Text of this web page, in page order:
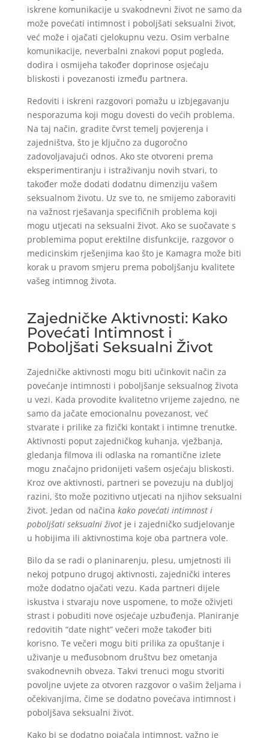
iskrene komunikacije u svakodnevni život ne samo da
može povećati intimnost i poboljšati seksualni život,
već može i ojačati cjelokupnu vezu. Osim verbalne
komunikacije, neverbalni znakovi poput pogleda,
dodira i osmijeha također doprinose osjećaju
bliskosti i povezanosti između partnera.
Redoviti i iskreni razgovori pomažu u izbjegavanju
nesporazuma koji mogu dovesti do većih problema.
Na taj način, gradite čvrst temelj povjerenja i
zajedništva, što je ključno za dugoročno
zadovoljavajući odnos. Ako ste otvoreni prema
eksperimentiranju i istraživanju novih stvari, to
također može dodati dodatnu dimenziju vašem
seksualnom životu. Uz sve to, ne smijemo zaboraviti
na važnost rješavanja specifičnih problema koji
mogu utjecati na seksualni život. Ako se suočavate s
problemima poput erektilne disfunkcije, razgovor o
medicinskim rješenjima kao što je Kamagra može biti
korak u pravom smjeru prema poboljšanju kvalitete
vašeg intimnog života.
Zajedničke Aktivnosti: Kako
Povećati Intimnost i
Poboljšati Seksualni Život
Zajedničke aktivnosti mogu biti učinkovit način za
povećanje intimnosti i poboljšanje seksualnog života
u vezi. Kada provodite kvalitetno vrijeme zajedno, ne
samo da jačate emocionalnu povezanost, već
stvarate i prilike za fizički kontakt i intimne trenutke.
Aktivnosti poput zajedničkog kuhanja, vježbanja,
gledanja filmova ili odlaska na romantične izlete
mogu značajno pridonijeti vašem osjećaju bliskosti.
Kroz ove aktivnosti, partneri se povezuju na dubljoj
razini, što može pozitivno utjecati na njihov seksualni
život. Jedan od načina kako povećati intimnost i
poboljšati seksualni životje i zajedničko sudjelovanje
u hobijima ili aktivnostima koje oba partnera vole.
Bilo da se radi o planinarenju, plesu, umjetnosti ili
nekoj potpuno drugoj aktivnosti, zajednički interes
može dodatno ojačati vezu. Kada partneri dijele
iskustva i stvaraju nove uspomene, to može oživjeti
strast i pobuditi nove osjećaje uzbuđenja. Planiranje
redovitih “date night” večeri može također biti
korisno. Te večeri mogu biti prilika za opuštanje i
uživanje u međusobnom društvu bez ometanja
svakodnevnih obveza. Takvi trenuci mogu stvoriti
povoljne uvjete za otvoren razgovor o vašim željama i
očekivanjima, čime se dodatno povećava intimnost i
poboljšava seksualni život.
Kako bi se dodatno pojačala intimnost, važno je